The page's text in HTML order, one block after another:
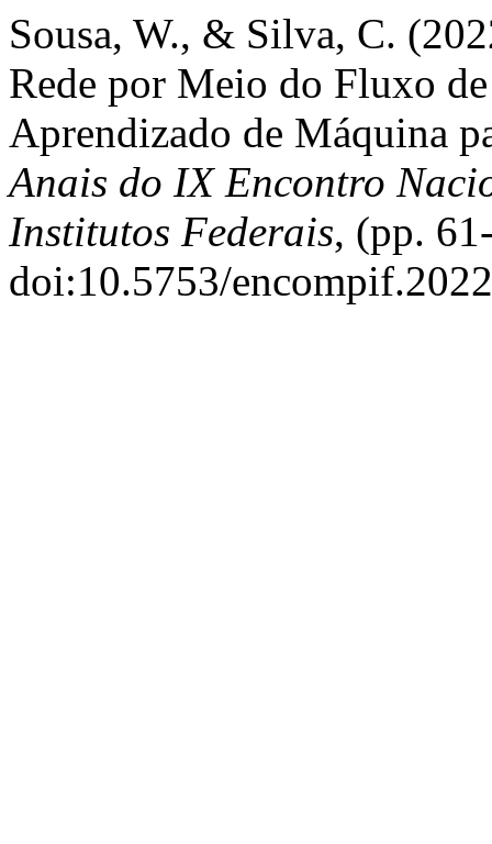
Sousa, W., & Silva, C.
Rede por Meio do Fluxo
Aprendizado de Máquina
Anais do IX Encontro
Institutos Federais, (pp.
doi:10.5753/